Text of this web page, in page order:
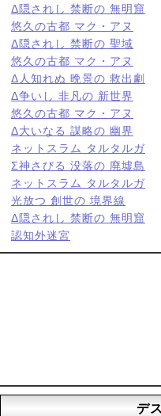
Δ隠されし 禁断の 無明窟
悠久の古都 マク・アヌ
Δ隠されし 禁断の 聖域
悠久の古都 マク・アヌ
Δ人知れぬ 晩景の 救出劇
Δ争いし 非凡の 新世界
悠久の古都 マク・アヌ
Δ大いなる 謀略の 幽界
ネットスラム タルタルガ
Σ神さびる 没落の 廃墟島
ネットスラム タルタルガ
光放つ 創世の 境界線
Δ隠されし 禁断の 無明窟
認知外迷宮
デ